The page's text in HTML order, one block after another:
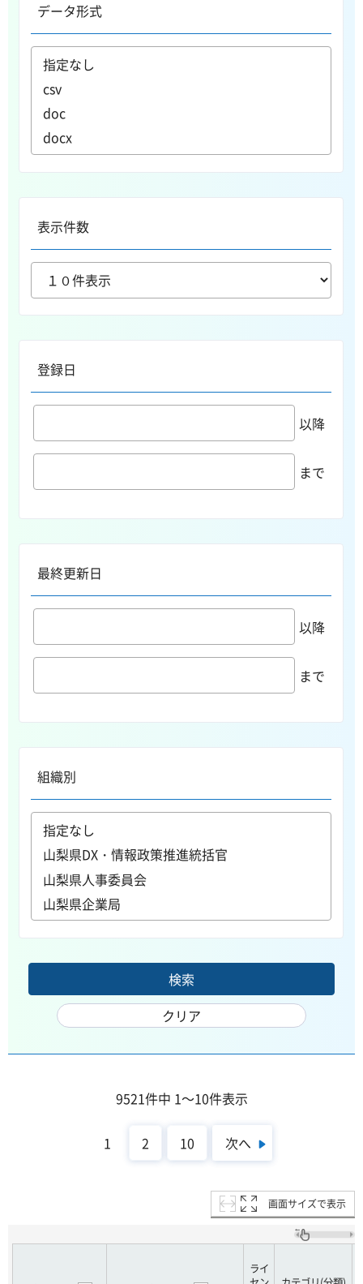
データ形式
表示件数
登録日
以降
まで
最終更新日
以降
まで
組織別
9521件中 1～10件表示
1 2 10 次へ
画面サイズで表示
ライ